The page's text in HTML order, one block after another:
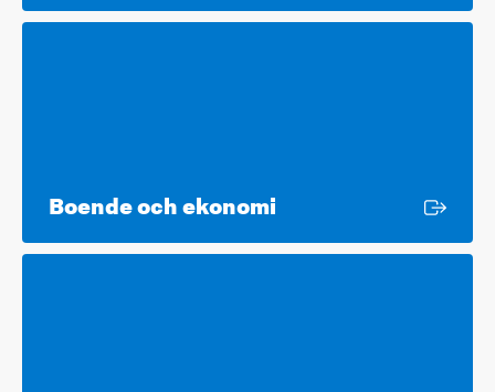
Boende och ekonomi